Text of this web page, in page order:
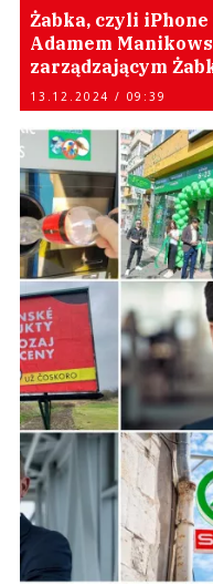
Żabka, czyli
Adamem
zarządzającym
13.12.2024 / 09:39